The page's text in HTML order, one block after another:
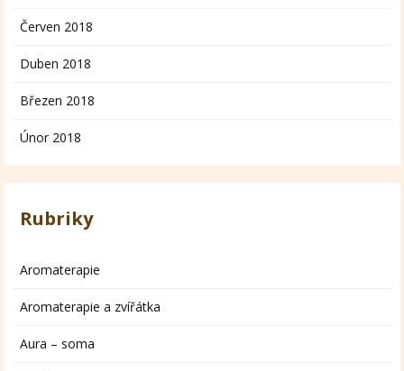
Červen 2018
Duben 2018
Březen 2018
Únor 2018
Rubriky
Aromaterapie
Aromaterapie a zvířátka
Aura – soma